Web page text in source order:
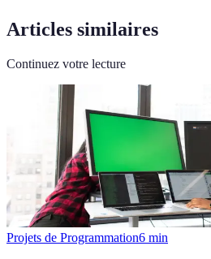
Articles similaires
Continuez votre lecture
Projets de Programmation6 min